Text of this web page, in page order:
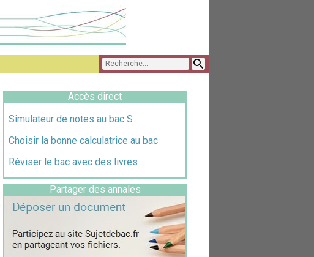
Accès direct
Simulateur de notes au bac S
Choisir la bonne calculatrice au bac
Réviser le bac avec des livres
Partager des annales